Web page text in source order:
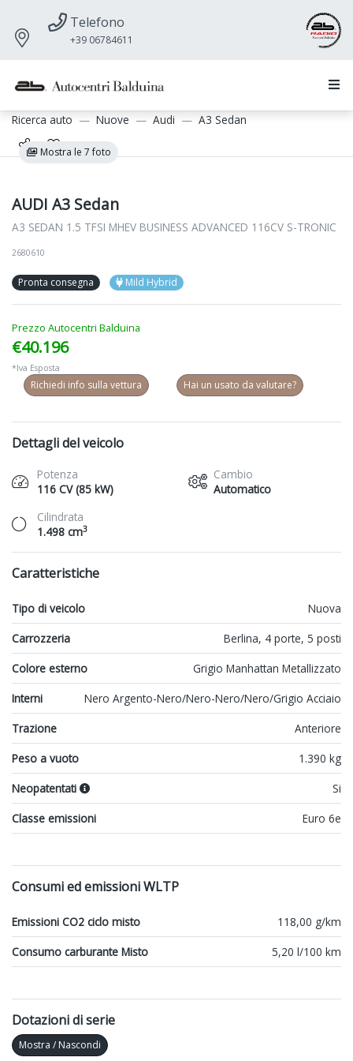
Telefono
+39 06784611
Ricerca auto Nuove Audi A3 Sedan
Mostra le 7 foto
AUDI A3 Sedan
A3 SEDAN 1.5 TFSI MHEV BUSINESS ADVANCED 116CV S-TRONIC
2680610
Pronta consegna Mild Hybrid
Prezzo Autocentri Balduina
€40.196
*Iva Esposta
Richiedi info sulla vettura Hai un usato da valutare?
Dettagli del veicolo
Potenza
116 CV (85 kW)
Cambio
Automatico
Cilindrata
1.498 cm3
Caratteristiche
Tipo di veicolo
Nuova
Carrozzeria
Berlina, 4 porte, 5 posti
Colore esterno
Grigio Manhattan Metallizzato
Interni
Nero Argento-Nero/Nero-Nero/Nero/Grigio Acciaio
Trazione
Anteriore
Peso a vuoto
1.390 kg
Neopatentati
Si
Classe emissioni
Euro 6e
Consumi ed emissioni WLTP
Emissioni CO2 ciclo misto
118,00 g/km
Consumo carburante Misto
5,20 l/100 km
Dotazioni di serie
Mostra / Nascondi